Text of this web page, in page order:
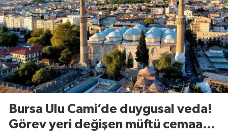
Bursa Ulu Cami’de duygusal veda!
Görev yeri değişen müftü cemaate